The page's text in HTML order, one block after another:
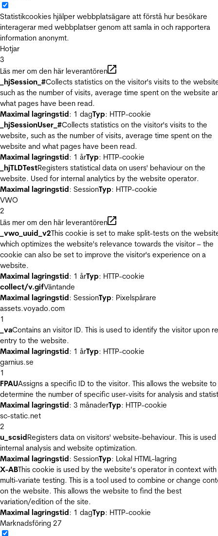
Statistikcookies hjälper webbplatsägare att förstå hur besökare
interagerar med webbplatser genom att samla in och rapportera
information anonymt.
Hotjar
3
Läs mer om den här leverantören
_hjSession_#Collects statistics on the visitor's visits to the
such as the number of visits, average time spent on the website
what pages have been read.
Maximal lagringstid: 1 dagTyp: HTTP-cookie
_hjSessionUser_#Collects statistics on the visitor's visits to the
website, such as the number of visits, average time spent on the
website and what pages have been read.
Maximal lagringstid: 1 årTyp: HTTP-cookie
_hjTLDTestRegisters statistical data on users' behaviour on the
website. Used for internal analytics by the website operator.
Maximal lagringstid: SessionTyp: HTTP-cookie
VWO
2
Läs mer om den här leverantören
_vwo_uuid_v2This cookie is set to make split-tests on the
which optimizes the website's relevance towards the visitor – the
cookie can also be set to improve the visitor's experience on a
website.
Maximal lagringstid: 1 årTyp: HTTP-cookie
collect/v.gifVäntande
Maximal lagringstid: SessionTyp: Pixelspårare
assets.voyado.com
1
_vaContains an visitor ID. This is used to identify the visitor upon
entry to the website.
Maximal lagringstid: 1 årTyp: HTTP-cookie
garnius.se
1
FPAUAssigns a specific ID to the visitor. This allows the website to
determine the number of specific user-visits for analysis and
Maximal lagringstid: 3 månaderTyp: HTTP-cookie
sc-static.net
2
u_scsidRegisters data on visitors' website-behaviour. This is
internal analysis and website optimization.
Maximal lagringstid: SessionTyp: Lokal HTML-lagring
X-ABThis cookie is used by the website’s operator in context with
multi-variate testing. This is a tool used to combine or change
on the website. This allows the website to find the best
variation/edition of the site.
Maximal lagringstid: 1 dagTyp: HTTP-cookie
Marknadsföring 27